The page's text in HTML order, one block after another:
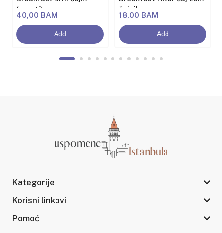
(rasuti)
40,00 BAM
Add
čajnik
18,00 BAM
Add
Kategorije
Korisni linkovi
Pomoć